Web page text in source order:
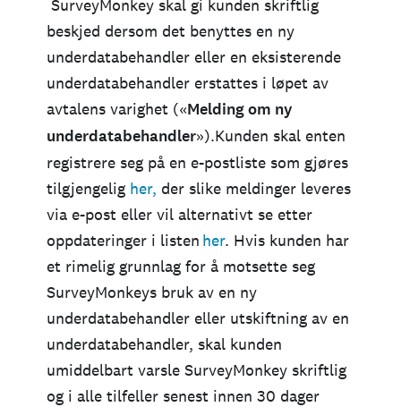
SurveyMonkey skal gi kunden skriftlig
beskjed dersom det benyttes en ny
underdatabehandler eller en eksisterende
underdatabehandler erstattes i løpet av
avtalens varighet («Melding om ny
underdatabehandler»).Kunden skal enten
registrere seg på en e-postliste som gjøres
tilgjengelig her, der slike meldinger leveres
via e-post eller vil alternativt se etter
oppdateringer i listen her. Hvis kunden har
et rimelig grunnlag for å motsette seg
SurveyMonkeys bruk av en ny
underdatabehandler eller utskiftning av en
underdatabehandler, skal kunden
umiddelbart varsle SurveyMonkey skriftlig
og i alle tilfeller senest innen 30 dager